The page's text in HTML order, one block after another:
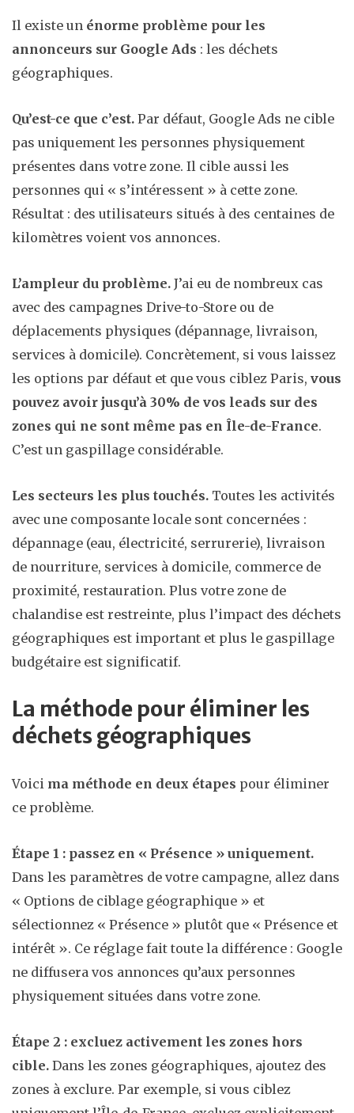
Il existe un énorme problème pour les
annonceurs sur Google Ads : les déchets
géographiques.
Qu’est-ce que c’est. Par défaut, Google Ads ne cible
pas uniquement les personnes physiquement
présentes dans votre zone. Il cible aussi les
personnes qui « s’intéressent » à cette zone.
Résultat : des utilisateurs situés à des centaines de
kilomètres voient vos annonces.
L’ampleur du problème. J’ai eu de nombreux cas
avec des campagnes Drive-to-Store ou de
déplacements physiques (dépannage, livraison,
services à domicile). Concrètement, si vous laissez
les options par défaut et que vous ciblez Paris, vous
pouvez avoir jusqu’à 30% de vos leads sur des
zones qui ne sont même pas en Île-de-France.
C’est un gaspillage considérable.
Les secteurs les plus touchés. Toutes les activités
avec une composante locale sont concernées :
dépannage (eau, électricité, serrurerie), livraison
de nourriture, services à domicile, commerce de
proximité, restauration. Plus votre zone de
chalandise est restreinte, plus l’impact des déchets
géographiques est important et plus le gaspillage
budgétaire est significatif.
La méthode pour éliminer les
déchets géographiques
Voici ma méthode en deux étapes pour éliminer
ce problème.
Étape 1 : passez en « Présence » uniquement.
Dans les paramètres de votre campagne, allez dans
« Options de ciblage géographique » et
sélectionnez « Présence » plutôt que « Présence et
intérêt ». Ce réglage fait toute la différence : Google
ne diffusera vos annonces qu’aux personnes
physiquement situées dans votre zone.
Étape 2 : excluez activement les zones hors
cible. Dans les zones géographiques, ajoutez des
zones à exclure. Par exemple, si vous ciblez